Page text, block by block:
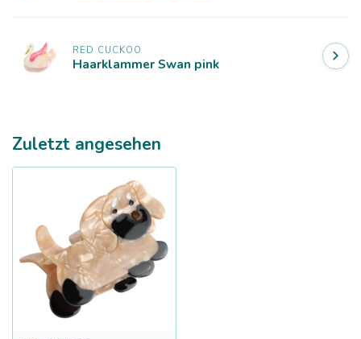
RED CUCKOO
Haarklammer Swan pink
Zuletzt angesehen